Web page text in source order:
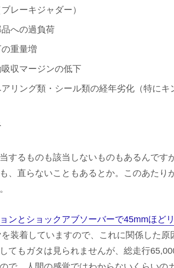
レーキジャダー）
への過負荷
重量増
収マージンの低下
リング類・シール類の経年劣化（特にキ
するものも該当しないものもあるんです
、直らないこともあるとか。このあたり
ンとショックアブソーバーで45mmほど
装着していますので、これに関係した原
てもガタは見られませんが、総走行